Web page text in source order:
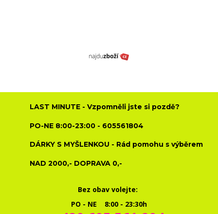
LAST MINUTE - Vzpomněli jste si pozdě?
PO-NE 8:00-23:00 - 605561804
DÁRKY S MYŠLENKOU - Rád pomohu s výběrem
NAD 2000,- DOPRAVA 0,-
Bez obav volejte:
PO - NE 8:00 - 23:30h